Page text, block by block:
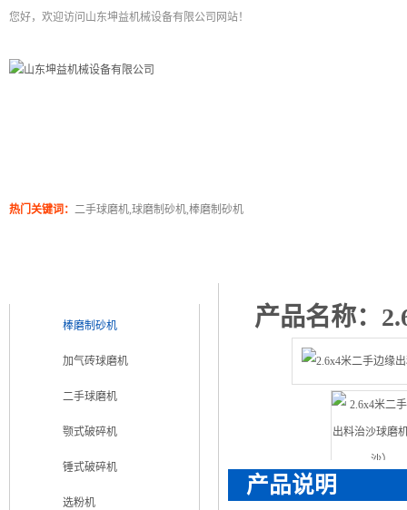
您好，欢迎访问山东坤益机械设备有限公司网站！
热门关键词： 二手球磨机,球磨制砂机,棒磨制砂机
产品名称：
产品说明
棒磨制砂机
加气砖球磨机
二手球磨机
颚式破碎机
锤式破碎机
选粉机